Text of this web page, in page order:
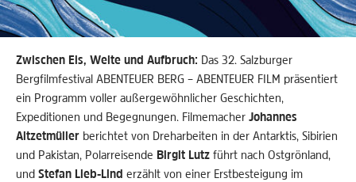
Zwischen Eis, Weite und Aufbruch: Das 32. Salzburger
Bergfilmfestival ABENTEUER BERG – ABENTEUER FILM präsentiert
ein Programm voller außergewöhnlicher Geschichten,
Expeditionen und Begegnungen. Filmemacher Johannes
Aitzetmüller berichtet von Dreharbeiten in der Antarktis, Sibirien
und Pakistan, Polarreisende Birgit Lutz führt nach Ostgrönland,
und Stefan Lieb-Lind erzählt von einer Erstbesteigung im